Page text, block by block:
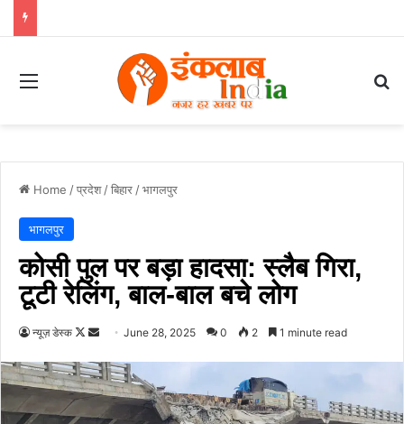
Menu
Home /प्रदेश /बिहार /भागलपुर
भागलपुर
कोसी पुल पर बड़ा हादसा: स्लैब गिरा,
टूटी रेलिंग, बाल-बाल बचे लोग
न्यूज़ डेस्क
Follow
X
Send
email
June 28, 2025 0 2 1 minute read